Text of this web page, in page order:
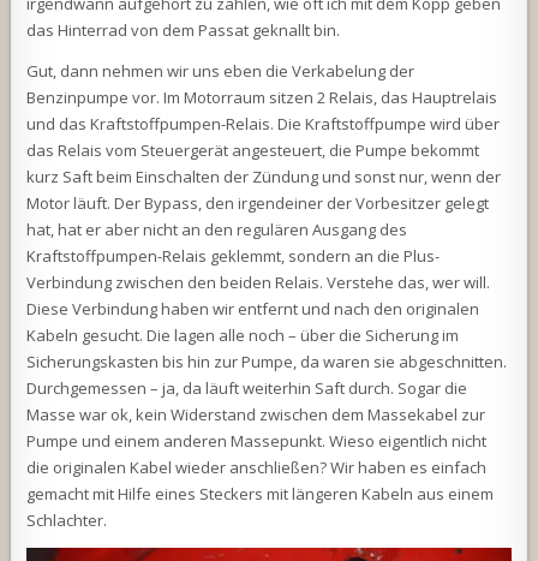
das Hinterrad von dem Passat geknallt bin.
Gut, dann nehmen wir uns eben die Verkabelung der
Benzinpumpe vor. Im Motorraum sitzen 2 Relais, das Hauptrelais
und das Kraftstoffpumpen-Relais. Die Kraftstoffpumpe wird über
das Relais vom Steuergerät angesteuert, die Pumpe bekommt
kurz Saft beim Einschalten der Zündung und sonst nur, wenn der
Motor läuft. Der Bypass, den irgendeiner der Vorbesitzer gelegt
hat, hat er aber nicht an den regulären Ausgang des
Kraftstoffpumpen-Relais geklemmt, sondern an die Plus-
Verbindung zwischen den beiden Relais. Verstehe das, wer will.
Diese Verbindung haben wir entfernt und nach den originalen
Kabeln gesucht. Die lagen alle noch – über die Sicherung im
Sicherungskasten bis hin zur Pumpe, da waren sie abgeschnitten.
Durchgemessen – ja, da läuft weiterhin Saft durch. Sogar die
Masse war ok, kein Widerstand zwischen dem Massekabel zur
Pumpe und einem anderen Massepunkt. Wieso eigentlich nicht
die originalen Kabel wieder anschließen? Wir haben es einfach
gemacht mit Hilfe eines Steckers mit längeren Kabeln aus einem
Schlachter.